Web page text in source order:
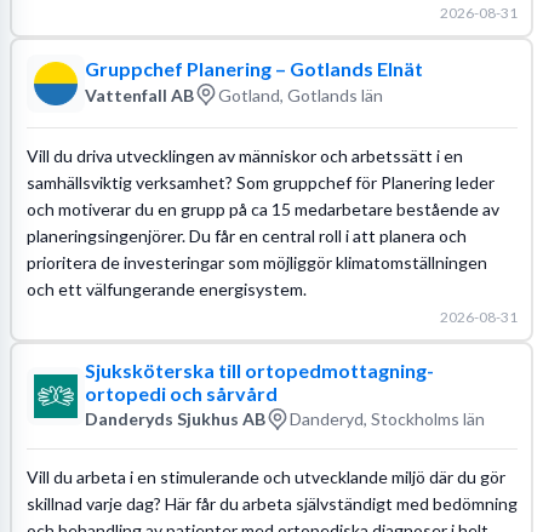
2026-08-31
Gruppchef Planering – Gotlands Elnät
Vattenfall AB Gotland, Gotlands län
Vill du driva utvecklingen av människor och arbetssätt i en
samhällsviktig verksamhet? Som gruppchef för Planering leder
och motiverar du en grupp på ca 15 medarbetare bestående av
planeringsingenjörer. Du får en central roll i att planera och
prioritera de investeringar som möjliggör klimatomställningen
och ett välfungerande energisystem.
2026-08-31
Sjuksköterska till ortopedmottagning-
ortopedi och sårvård
Danderyds Sjukhus AB Danderyd, Stockholms län
Vill du arbeta i en stimulerande och utvecklande miljö där du gör
skillnad varje dag? Här får du arbeta självständigt med bedömning